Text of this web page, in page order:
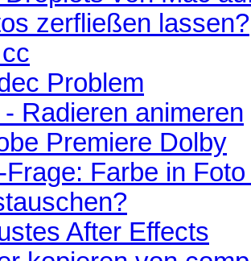
zerfließen lassen?
Problem
Radieren animeren
Premiere Dolby
Frage: Farbe in
After Effects